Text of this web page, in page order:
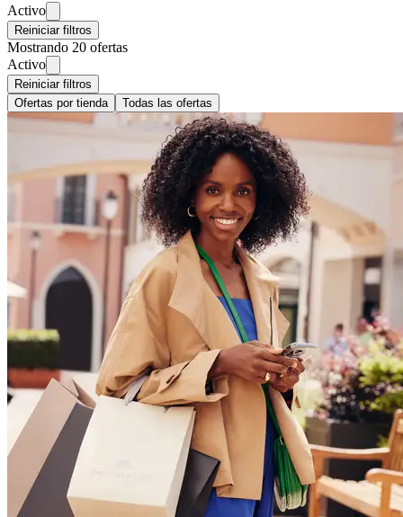
Activo
Reiniciar filtros
Mostrando 20 ofertas
Activo
Reiniciar filtros
Ofertas por tienda
Todas las ofertas